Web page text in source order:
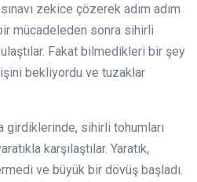
zekice çözerek adım adım
mücadeleden sonra sihirli
Fakat bilmedikleri bir şey
bekliyordu ve tuzaklar
girdiklerinde, sihirli tohumları
karşılaştılar. Yaratık,
ve büyük bir dövüş başladı.